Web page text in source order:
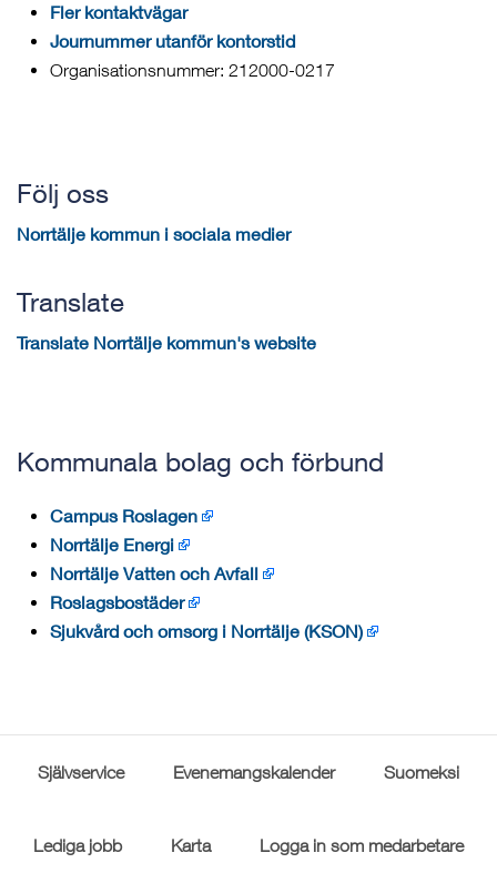
Fler kontaktvägar
Journummer utanför kontorstid
Organisationsnummer: 212000-0217
Följ oss
Norrtälje kommun i sociala medier
Translate
Translate Norrtälje kommun's website
Kommunala bolag och förbund
Campus Roslagen
Norrtälje Energi
Norrtälje Vatten och Avfall
Roslagsbostäder
Sjukvård och omsorg i Norrtälje (KSON)
Självservice Evenemangskalender Suomeksi
Lediga jobb Karta Logga in som medarbetare